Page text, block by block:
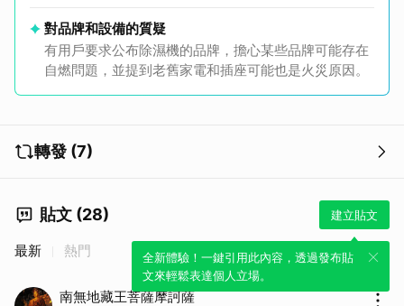
對品牌和設備的質疑
有用戶要求公布除濕機的品牌，擔心某些品牌可能存在
自燃問題，並提到老舊家電和插座可能也是火災原因。
轉發 (7)
貼文 (28) 建立貼文
全新體驗！一鍵引用此內容，透過發布貼
文來輕鬆表達個人立場。
最新 熱門
南無地藏王菩薩摩訶薩